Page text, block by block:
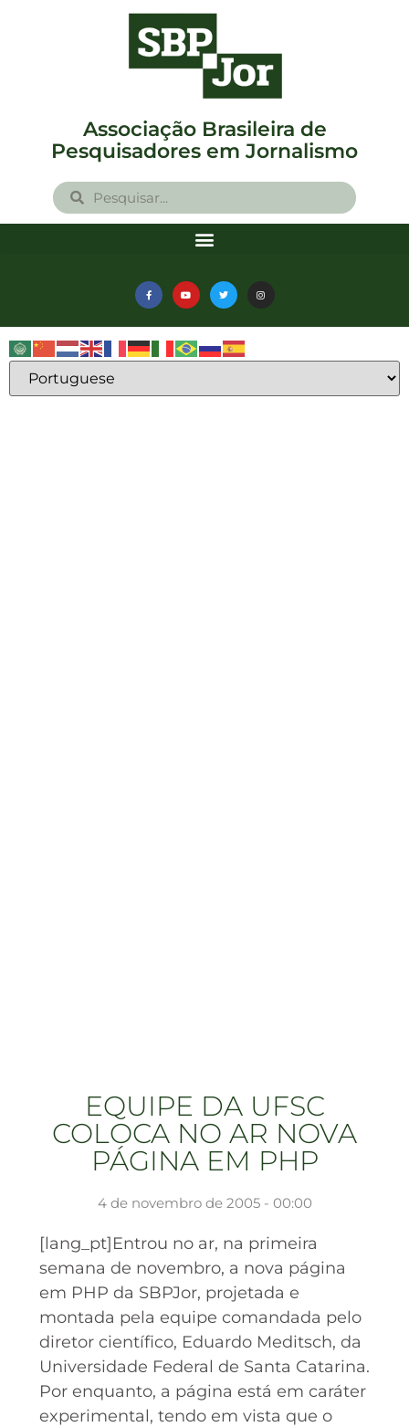
Associação Brasileira de
Pesquisadores em Jornalismo
EQUIPE DA UFSC
COLOCA NO AR NOVA
PÁGINA EM PHP
4 de novembro de 2005 - 00:00
[lang_pt]Entrou no ar, na primeira
semana de novembro, a nova página
em PHP da SBPJor, projetada e
montada pela equipe comandada pelo
diretor científico, Eduardo Meditsch, da
Universidade Federal de Santa Catarina.
Por enquanto, a página está em caráter
experimental, tendo em vista que o